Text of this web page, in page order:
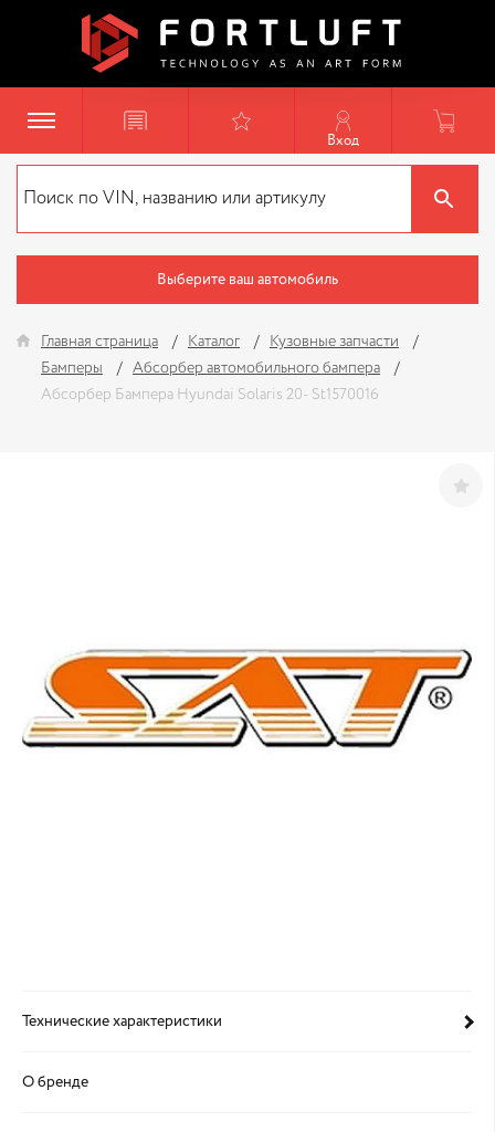
Вход
Выберите ваш автомобиль
Главная страница Каталог
Кузовные запчасти
Бамперы
Абсорбер автомобильного бампера
Абсорбер Бампера Hyundai Solaris 20- St1570016
Технические характеристики
О бренде